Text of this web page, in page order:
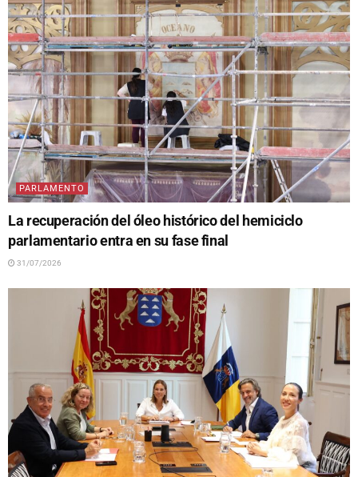
PARLAMENTO
La recuperación del óleo histórico del hemiciclo
parlamentario entra en su fase final
31/07/2026